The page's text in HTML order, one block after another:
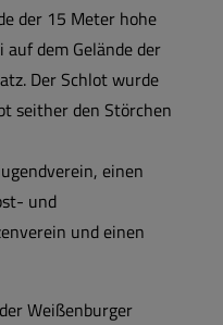
der 15 Meter hohe
dem Gelände der
Der Schlot wurde
seither den Störchen
einen
und
und einen
Weißenburger